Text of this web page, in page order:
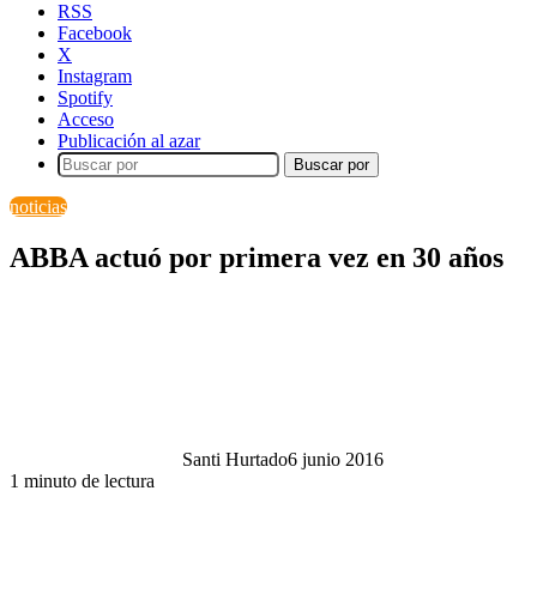
RSS
Facebook
X
Instagram
Spotify
Acceso
Publicación al azar
Buscar por
noticias
ABBA actuó por primera vez en 30 años
Santi Hurtado6 junio 2016
1 minuto de lectura